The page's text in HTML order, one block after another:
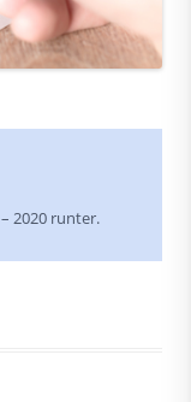
2020 runter.